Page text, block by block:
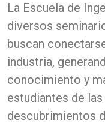
La Escuela de
diversos
buscan
industria,
conocimiento y
estudiantes de
descubrimientos